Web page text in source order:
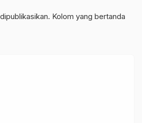
Kolom yang bertanda